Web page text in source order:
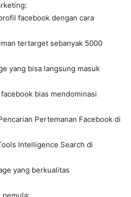
facebook dengan cara
tertarget sebanyak 5000
yang bisa langsung masuk
bias mendominasi
Pertemanan Facebook di
Intelligence Search di
yang berkualitas